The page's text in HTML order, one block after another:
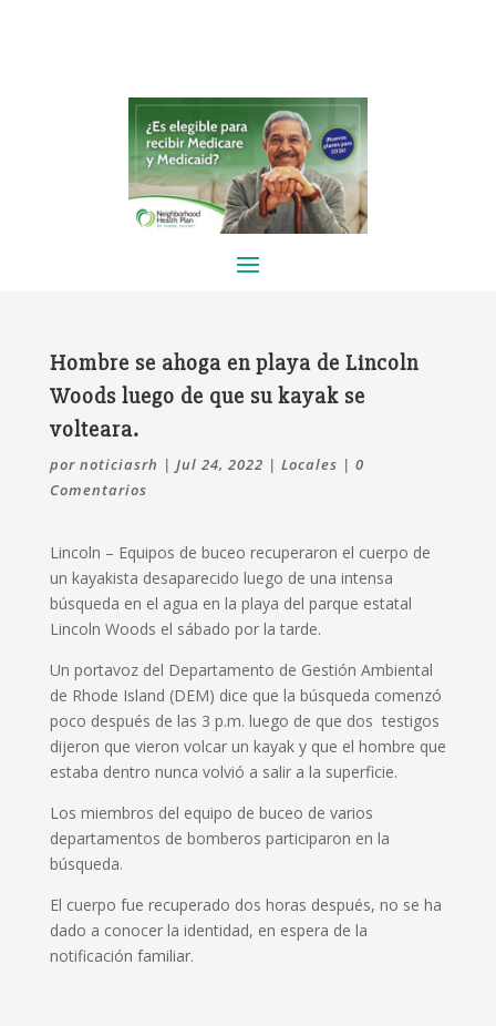
Hombre se ahoga en playa de Lincoln
Woods luego de que su kayak se
volteara.
por noticiasrh | Jul 24, 2022 | Locales | 0
Comentarios
Lincoln – Equipos de buceo recuperaron el cuerpo de
un kayakista desaparecido luego de una intensa
búsqueda en el agua en la playa del parque estatal
Lincoln Woods el sábado por la tarde.
Un portavoz del Departamento de Gestión Ambiental
de Rhode Island (DEM) dice que la búsqueda comenzó
poco después de las 3 p.m. luego de que dos testigos
dijeron que vieron volcar un kayak y que el hombre que
estaba dentro nunca volvió a salir a la superficie.
Los miembros del equipo de buceo de varios
departamentos de bomberos participaron en la
búsqueda.
El cuerpo fue recuperado dos horas después, no se ha
dado a conocer la identidad, en espera de la
notificación familiar.